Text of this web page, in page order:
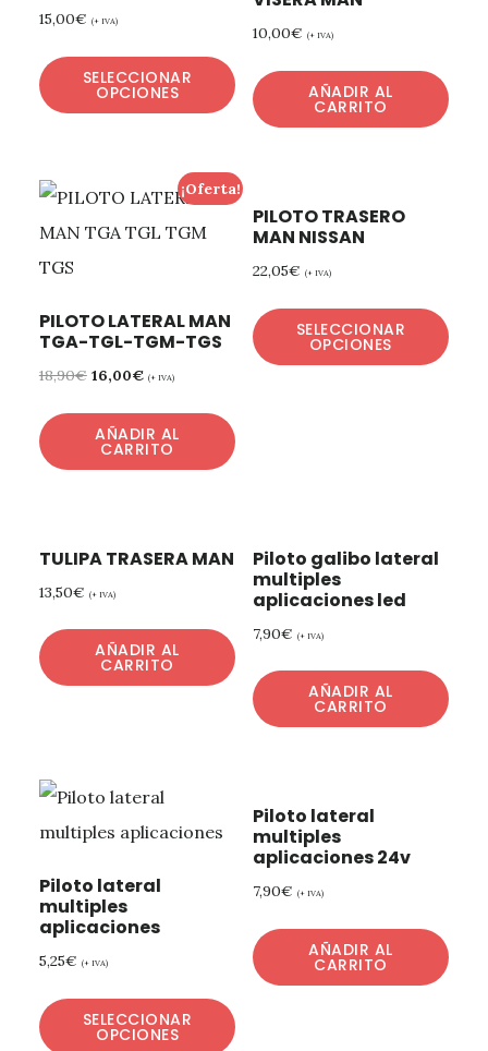
15,00€ (+ IVA)
SELECCIONAR
OPCIONES
10,00€ (+ IVA)
AÑADIR AL
CARRITO
¡Oferta!
PILOTO LATERAL MAN
TGA-TGL-TGM-TGS
18,90€ 16,00€ (+ IVA)
AÑADIR AL
CARRITO
PILOTO TRASERO
MAN NISSAN
22,05€ (+ IVA)
SELECCIONAR
OPCIONES
TULIPA TRASERA MAN
13,50€ (+ IVA)
AÑADIR AL
CARRITO
Piloto galibo lateral
multiples
aplicaciones led
7,90€ (+ IVA)
AÑADIR AL
CARRITO
Piloto lateral
multiples
aplicaciones
5,25€ (+ IVA)
SELECCIONAR
OPCIONES
Piloto lateral
multiples
aplicaciones 24v
7,90€ (+ IVA)
AÑADIR AL
CARRITO